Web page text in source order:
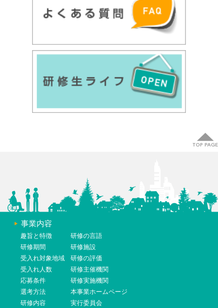
事業内容
趣旨と特徴
研修期間
受入れ対象地域
受入れ人数
応募条件
選考方法
研修内容
研修の言語
研修施設
研修の評価
研修主催機関
研修実施機関
本事業ホームページ
実行委員会